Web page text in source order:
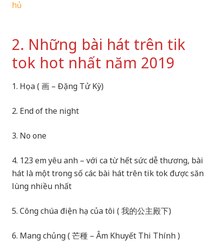
hủ
2. Những bài hát trên tik
tok hot nhất năm 2019
1. Họa ( 画 – Đặng Tử Kỳ)
2. End of the night
3. No one
4. 123 em yêu anh – với ca từ hết sức dễ thương, bài
hát là một trong số các bài hát trên tik tok được săn
lùng nhiều nhất
5. Công chúa điện hạ của tôi ( 我的公主殿下)
6. Mang chủng ( 芒種 – Âm Khuyết Thi Thính )